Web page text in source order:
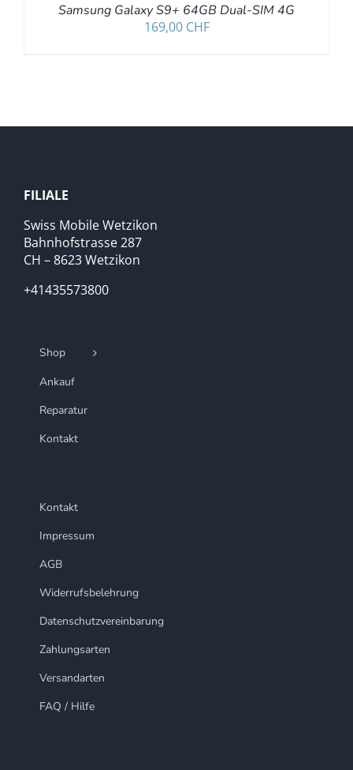
Samsung Galaxy S9+ 64GB Dual-SIM 4G
169,00 CHF
FILIALE
Swiss Mobile Wetzikon
Bahnhofstrasse 287
CH – 8623 Wetzikon
+41435573800
Shop
Ankauf
Reparatur
Kontakt
Kontakt
Impressum
AGB
Widerrufsbelehrung
Datenschutzvereinbarung
Zahlungsarten
Versandarten
FAQ / Hilfe